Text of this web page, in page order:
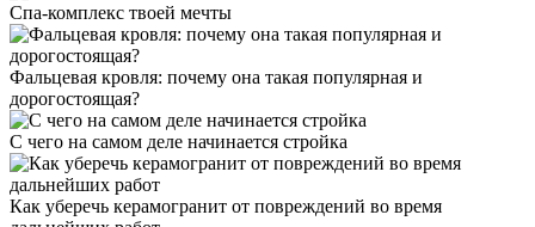
Спа-комплекс твоей мечты
Фальцевая кровля: почему она такая популярная и
дорогостоящая?
С чего на самом деле начинается стройка
Как уберечь керамогранит от повреждений во время